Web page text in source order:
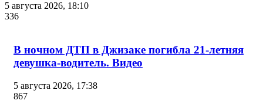
5 августа 2026, 18:10
336
В ночном ДТП в Джизаке погибла 21-летняя
девушка-водитель. Видео
5 августа 2026, 17:38
867